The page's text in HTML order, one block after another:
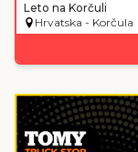
Leto na Korčuli
Hrvatska - Korčula